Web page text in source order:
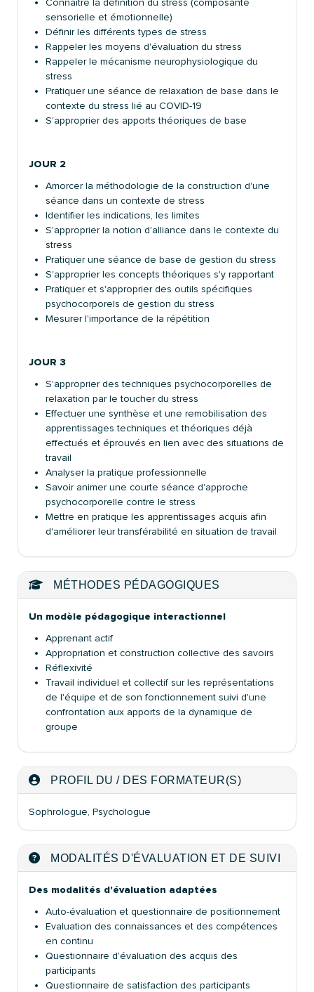
sensorielle et émotionnelle)
Définir les différents types de stress
Rappeler les moyens d'évaluation du stress
Rappeler le mécanisme neurophysiologique du
stress
Pratiquer une séance de relaxation de base dans le
contexte du stress lié au COVID-19
S'approprier des apports théoriques de base
JOUR 2
Amorcer la méthodologie de la construction d'une
séance dans un contexte de stress
Identifier les indications, les limites
S'approprier la notion d'alliance dans le contexte du
stress
Pratiquer une séance de base de gestion du stress
S'approprier les concepts théoriques s'y rapportant
Pratiquer et s'approprier des outils spécifiques
psychocorporels de gestion du stress
Mesurer l'importance de la répétition
JOUR 3
S'approprier des techniques psychocorporelles de
relaxation par le toucher du stress
Effectuer une synthèse et une remobilisation des
apprentissages techniques et théoriques déjà
effectués et éprouvés en lien avec des situations de
travail
Analyser la pratique professionnelle
Savoir animer une courte séance d'approche
psychocorporelle contre le stress
Mettre en pratique les apprentissages acquis afin
d'améliorer leur transférabilité en situation de travail
MÉTHODES PÉDAGOGIQUES
Un modèle pédagogique interactionnel
Apprenant actif
Appropriation et construction collective des savoirs
Réflexivité
Travail individuel et collectif sur les représentations
de l'équipe et de son fonctionnement suivi d'une
confrontation aux apports de la dynamique de
groupe
PROFIL DU / DES FORMATEUR(S)
Sophrologue, Psychologue
MODALITÉS D'ÉVALUATION ET DE SUIVI
Des modalités d'évaluation adaptées
Auto-évaluation et questionnaire de positionnement
Evaluation des connaissances et des compétences
en continu
Questionnaire d'évaluation des acquis des
participants
Questionnaire de satisfaction des participants